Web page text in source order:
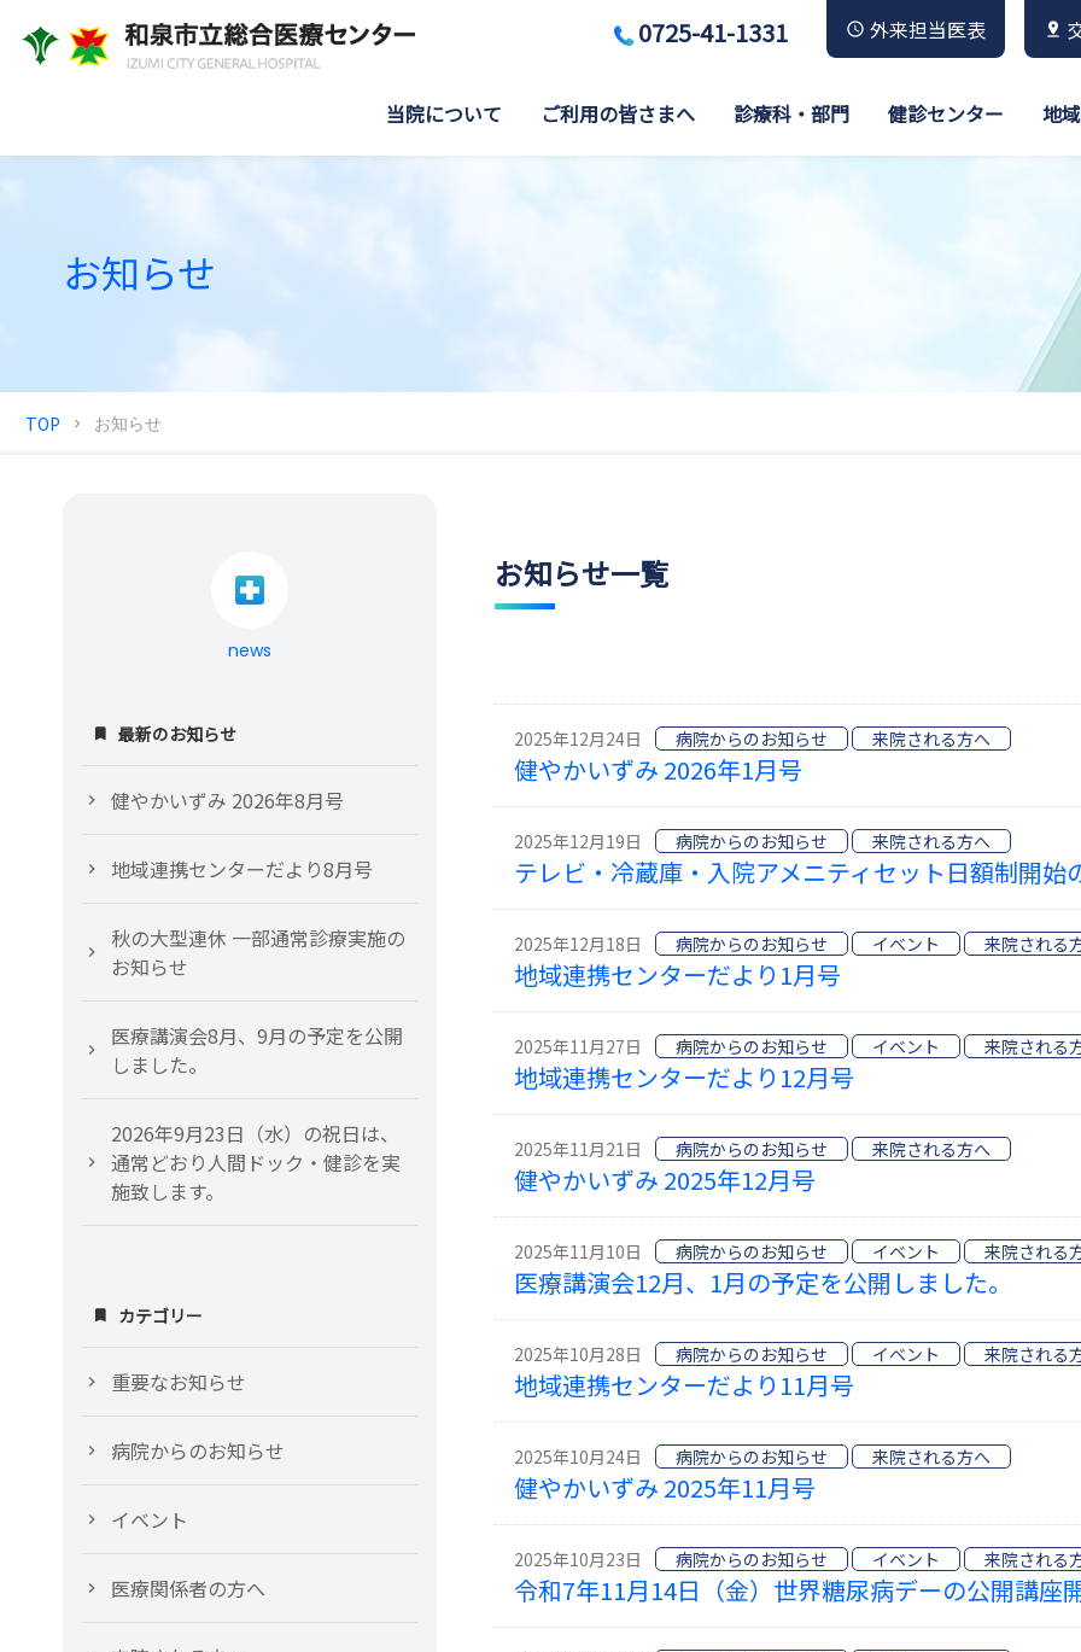
0725-41-1331 外来担当医表
当院について ご利用の皆さまへ 診療科・部門 健診センター 地
お知らせ
TOP chevron_right お知らせ
お知らせ一覧
健やかいずみ 2026年1月号
2025年12月24日 病院からのお知らせ 来院される方へ
テレビ・冷蔵庫・入院アメニティセット日額制開始
2025年12月19日 病院からのお知らせ 来院される方へ
地域連携センターだより1月号
2025年12月18日 病院からのお知らせ イベント 来院される
地域連携センターだより12月号
2025年11月27日 病院からのお知らせ イベント 来院される
健やかいずみ 2025年12月号
2025年11月21日 病院からのお知らせ 来院される方へ
医療講演会12月、1月の予定を公開しました。
2025年11月10日 病院からのお知らせ イベント 来院される
地域連携センターだより11月号
2025年10月28日 病院からのお知らせ イベント 来院される
健やかいずみ 2025年11月号
2025年10月24日 病院からのお知らせ 来院される方へ
令和7年11月14日（金）世界糖尿病デーの公開講座
2025年10月23日 病院からのお知らせ イベント 来院される
news
最新のお知らせ
健やかいずみ 2026年8月号
地域連携センターだより8月号
秋の大型連休 一部通常診療実施の
お知らせ
医療講演会8月、9月の予定を公開
しました。
2026年9月23日（水）の祝日は、
通常どおり人間ドック・健診を実
施致します。
カテゴリー
重要なお知らせ
病院からのお知らせ
イベント
医療関係者の方へ